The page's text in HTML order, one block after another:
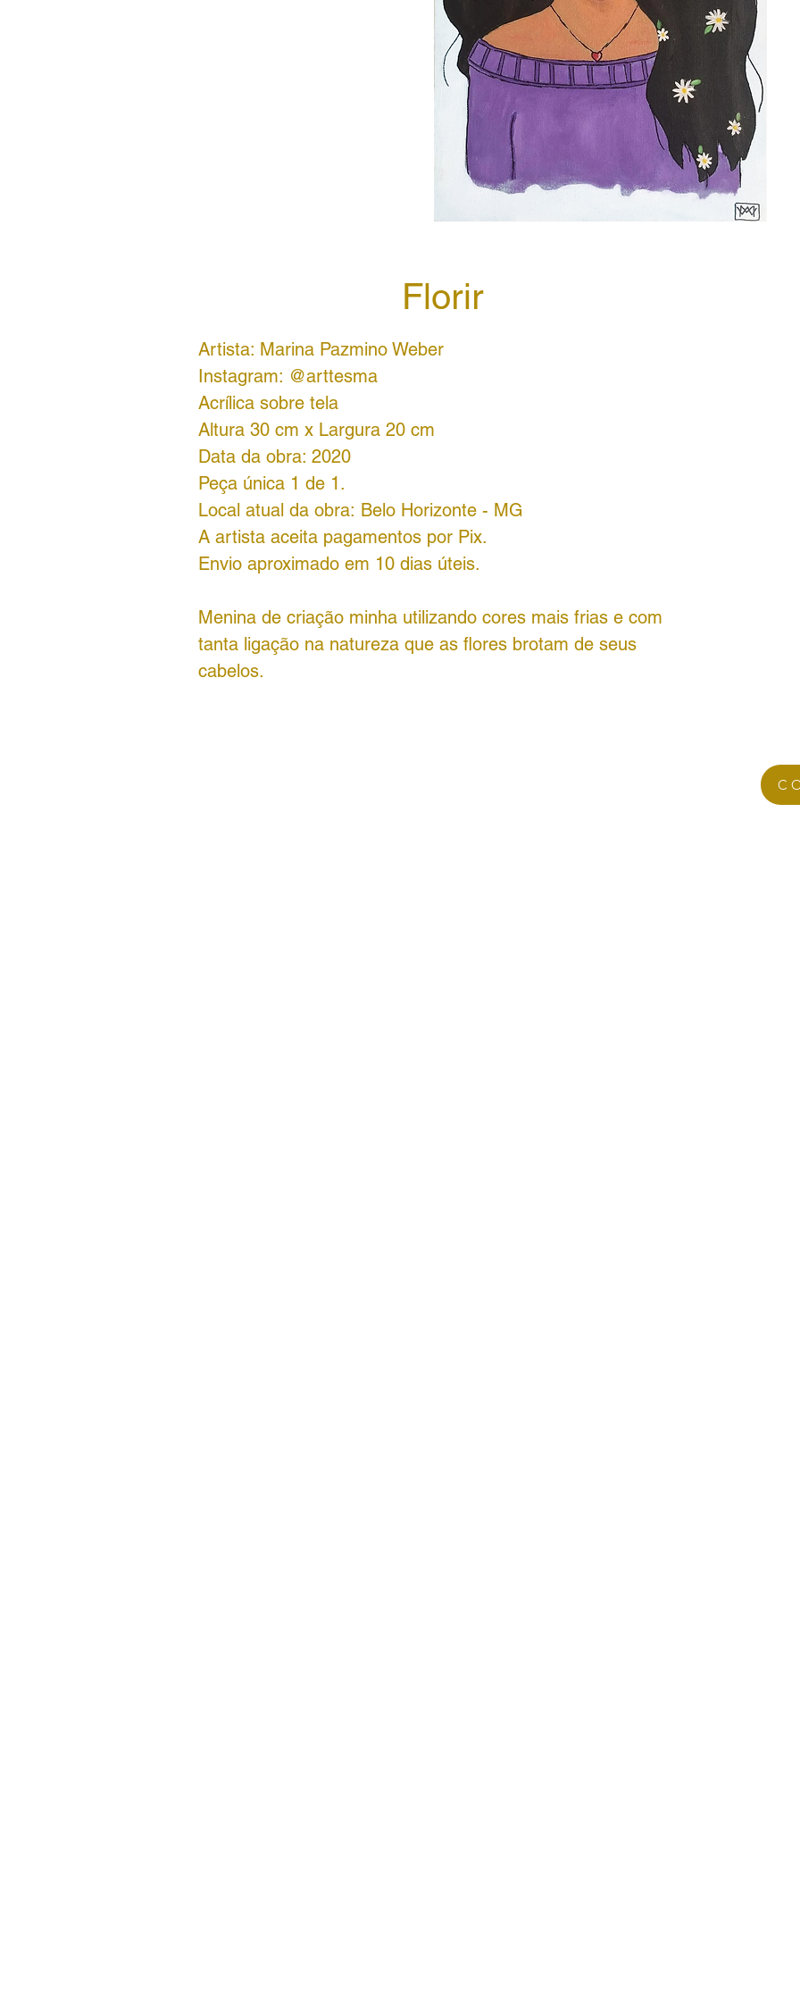
Florir
Artista: Marina Pazmino Weber
Instagram: @arttesma
Acrílica sobre tela
Altura 30 cm x Largura 20 cm
Data da obra: 2020
Peça única 1 de 1.
Local atual da obra: Belo Horizonte - MG
A artista aceita pagamentos por Pix.
Envio aproximado em 10 dias úteis.
Menina de criação minha utilizando cores mais frias e com
tanta ligação na natureza que as flores brotam de seus
cabelos.